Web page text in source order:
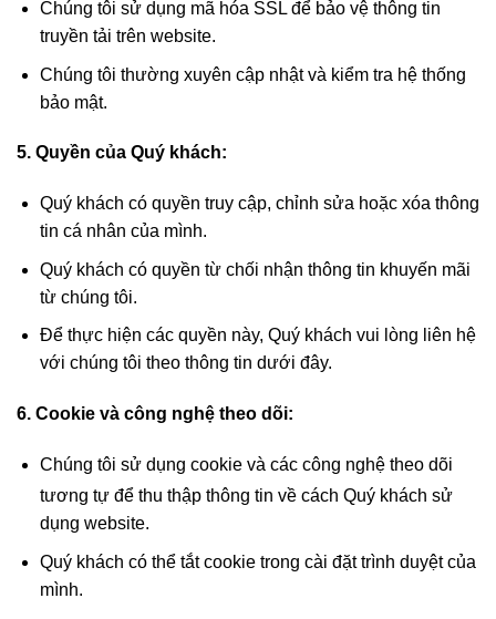
Chúng tôi sử dụng mã hóa SSL để bảo vệ thông tin
truyền tải trên website.
Chúng tôi thường xuyên cập nhật và kiểm tra hệ thống
bảo mật.
5. Quyền của Quý khách:
Quý khách có quyền truy cập, chỉnh sửa hoặc xóa thông
tin cá nhân của mình.
Quý khách có quyền từ chối nhận thông tin khuyến mãi
từ chúng tôi.
Để thực hiện các quyền này, Quý khách vui lòng liên hệ
với chúng tôi theo thông tin dưới đây.
6. Cookie và công nghệ theo dõi:
Chúng tôi sử dụng cookie và các công nghệ theo dõi
tương tự để thu thập thông tin vềcách Quý khách sử
dụng website.
Quý khách có thể tắt cookie trong cài đặt trình duyệt của
mình.